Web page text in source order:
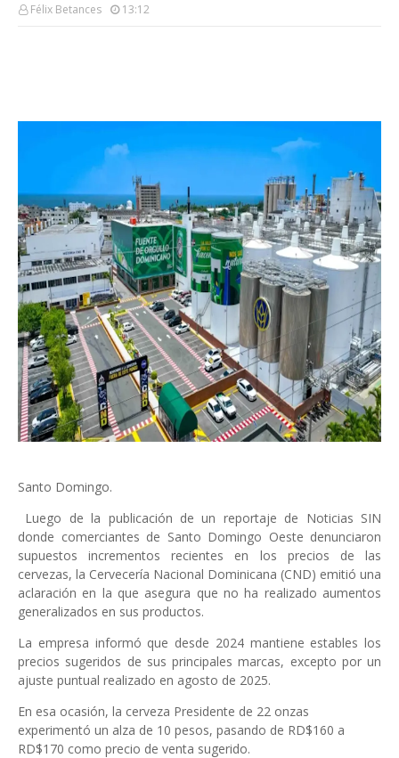
Félix Betances 13:12
Santo Domingo.
Luego de la publicación de un reportaje de Noticias SIN
donde comerciantes de Santo Domingo Oeste denunciaron
supuestos incrementos recientes en los precios de las
cervezas, la Cervecería Nacional Dominicana (CND) emitió una
aclaración en la que asegura que no ha realizado aumentos
generalizados en sus productos.
La empresa informó que desde 2024 mantiene estables los
precios sugeridos de sus principales marcas, excepto por un
ajuste puntual realizado en agosto de 2025.
En esa ocasión, la cerveza Presidente de 22 onzas
experimentó un alza de 10 pesos, pasando de RD$160 a
RD$170 como precio de venta sugerido.